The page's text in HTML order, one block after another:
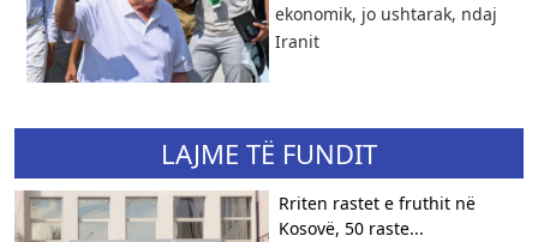
ekonomik, jo ushtarak, ndaj
Iranit
LAJME TË FUNDIT
Rriten rastet e fruthit në
Kosovë, 50 raste...